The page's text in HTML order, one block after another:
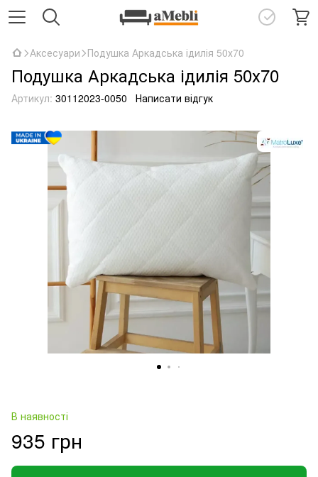
Аксесуари Подушка Аркадська ідилія 50х70
Подушка Аркадська ідилія 50х70
Артикул: 30112023-0050 Написати відгук
В наявності
935 грн